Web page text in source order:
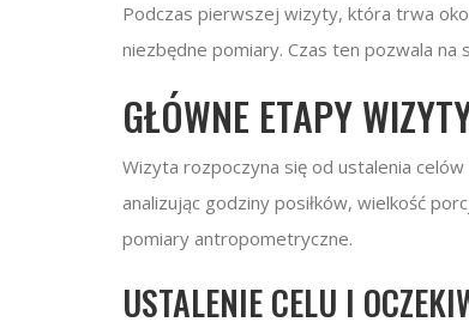
Podczas pierwszej wizyty, która trwa
niezbędne pomiary. Czas ten pozwala
GŁÓWNE ETAPY
Wizyta rozpoczyna się od ustalenia
analizując godziny posiłków, wielkość
pomiary antropometryczne.
USTALENIE CELU I